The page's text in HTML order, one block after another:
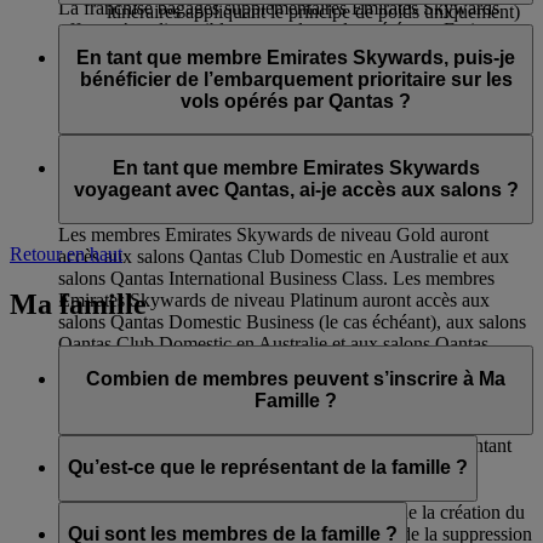
La franchise bagages supplémentaires Emirates Skywards
offerte n’est disponible que sur les vols opérés par Emirates et
flydubai. Cet avantage ne s’applique pas aux vols en partage
de code opérés par d’autres compagnies aériennes et dans le
cas où l’itinéraire comprendrait des vols sur d’autres
itinéraires appliquant le principe de poids uniquement)
salons Domestic Club de Qantas ;
à l'embarquement prioritaire ;
à la livraison prioritaire des bagages.
sur des vols opérés par Qantas auront accès :
à l’enregistrement en Economie Premium (si
Franchise bagages de 12 kg supplémentaire (sur les
itinéraires appliquant le principe de poids uniquement)
En tant que membre Emirates Skywards, puis-je
bénéficier de l’embarquement prioritaire sur les
vols opérés par Qantas ?
membres Emirates Skywards de niveaux Platinum et Gold.
En tant que membre Emirates Skywards
voyageant avec Qantas, ai-je accès aux salons ?
Les membres Emirates Skywards de niveau Gold auront
accès aux salons Qantas Club Domestic en Australie et aux
salons Qantas International Business Class. Les membres
Emirates Skywards de niveau Platinum auront accès aux
salons Qantas Domestic Business (le cas échéant), aux salons
Qantas Club Domestic en Australie et aux salons Qantas
Retour en haut
Ma famille
Combien de membres peuvent s’inscrire à Ma
Famille ?
Huit membres au maximum peuvent s’inscrire, représentant
de la famille inclus.
Qu’est-ce que le représentant de la famille ?
Le représentant de la famille est responsable de la création du
compte Ma Famille, de l’ajout des membres, de la suppression
Qui sont les membres de la famille ?